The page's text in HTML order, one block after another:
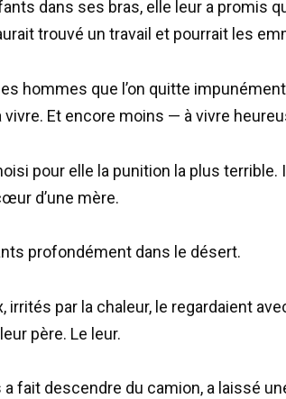
dans ses bras, elle leur a promis
trouvé un travail et pourrait les
hommes que l’on quitte
vivre. Et encore moins — à vivre
pour elle la punition la plus terrible.
d’une mère.
profondément dans le désert.
irrités par la chaleur, le regardaient
père. Le leur.
fait descendre du camion, a laissé